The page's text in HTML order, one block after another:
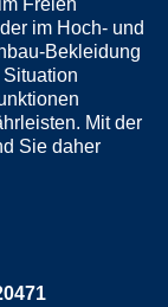
im Hoch- und
Bekleidung
Mit der
Sie daher